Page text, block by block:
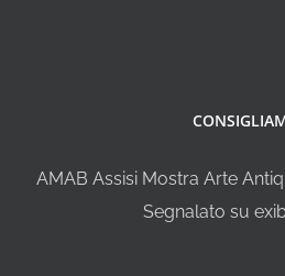
AMAB Assisi Mostra Arte
Segnalato su